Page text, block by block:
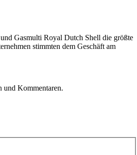
Gasmulti Royal Dutch Shell die größte
stimmten dem Geschäft am
und Kommentaren.